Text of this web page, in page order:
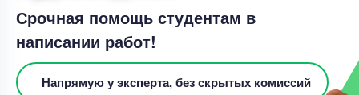
Срочная помощь студентам в
написании работ!
Напрямую у эксперта, без скрытых комиссий